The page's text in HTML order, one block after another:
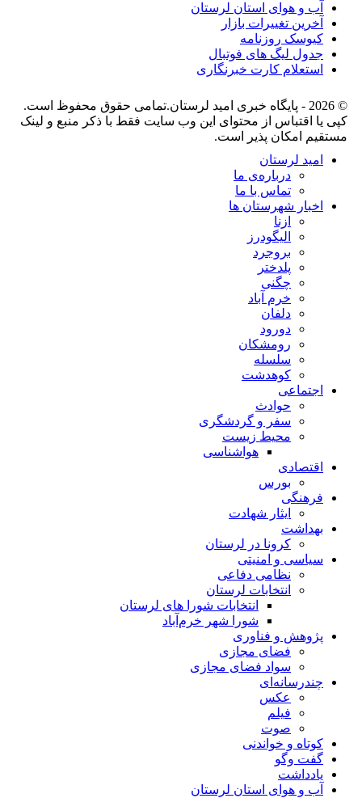
آب و هوای استان لرستان
آخرین تغییرات بازار
کیوسک روزنامه
جدول لیگ های فوتبال
استعلام کارت خبرنگاری
© 2026 - پایگاه خبری اميد لرستان.تمامی حقوق محفوظ است.
کپی یا اقتباس از محتوای این وب سایت فقط با ذکر منبع و لینک
مستقیم امکان پذیر است.
امید لرستان
درباره‌ی ما
تماس با ما
اخبار شهرستان ها
ازنا
الیگودرز
بروجرد
پلدختر
چگنی
خرم آباد
دلفان
دورود
رومشکان
سلسله
کوهدشت
اجتماعی
حوادث
سفر و گردشگری
محیط زیست
هواشناسی
اقتصادی
بورس
فرهنگی
ایثار شهادت
بهداشت
کرونا در لرستان
سیاسی و امنیتی
نظامی دفاعی
انتخابات لرستان
انتخابات شورا های لرستان
شورا شهر خرم‌آباد
پژوهش و فناوری
فضای مجازی
سواد فضای مجازی
چندرسانه‌ای
عكس
فیلم
صوت
کوتاه و خواندنی
گفت وگو
یادداشت
آب و هوای استان لرستان